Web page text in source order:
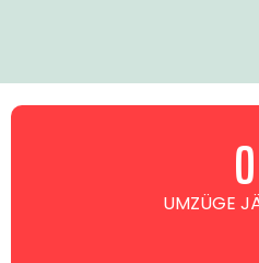
UMZÜGE0